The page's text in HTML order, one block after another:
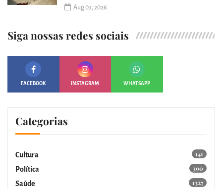
Aug 07, 2026
Siga nossas redes sociais
FACEBOOK INSTAGRAM WHATSAPP
Categorias
Cultura
141
Política
390
Saúde
1327